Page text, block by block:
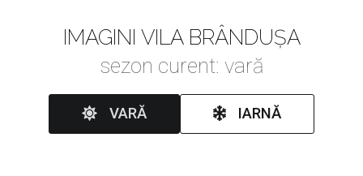
IMAGINI VILA BRÂNDUȘA
sezon curent: vară
VARĂ IARNĂ